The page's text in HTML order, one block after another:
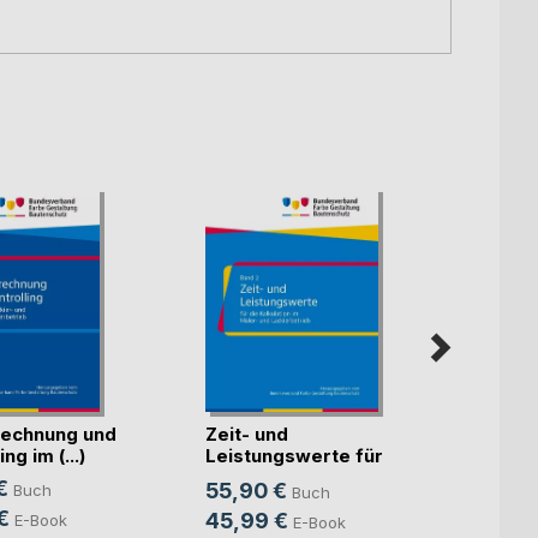
und
im (...)
Buch
E-Book
Zeit- und
Leistungswerte für
die K(...)
55,90 € Buch
45,99 € E-Book